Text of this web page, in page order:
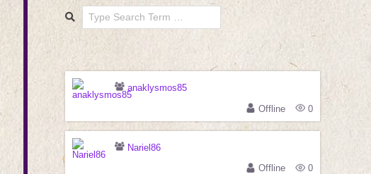
Search
anaklysmos85
Offline
0
Nariel86
Offline
0